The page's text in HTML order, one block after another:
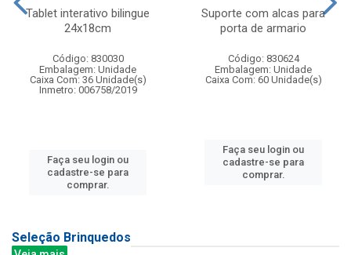
Tablet interativo bilingue
24x18cm
Código: 830030
Embalagem: Unidade
Caixa Com: 36 Unidade(s)
Inmetro: 006758/2019
Faça seu login ou
cadastre-se para
comprar.
Suporte com alcas para
porta de armario
Código: 830624
Embalagem: Unidade
Caixa Com: 60 Unidade(s)
Faça seu login ou
cadastre-se para
comprar.
Seleção Brinquedos